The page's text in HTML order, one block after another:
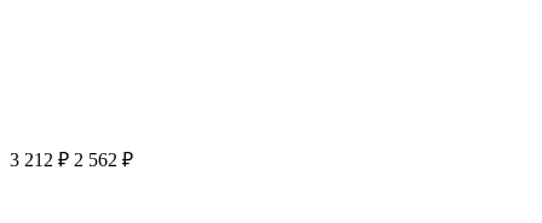
3 212 ₽ 2 562 ₽